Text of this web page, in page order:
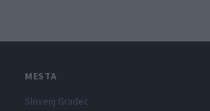
MESTA
Slovenj Gradec